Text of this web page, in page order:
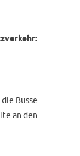
Busse
an den